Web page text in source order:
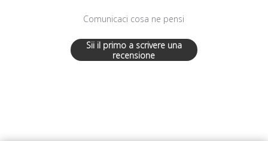
Comunicaci cosa ne pensi
Sii il primo a scrivere una
recensione